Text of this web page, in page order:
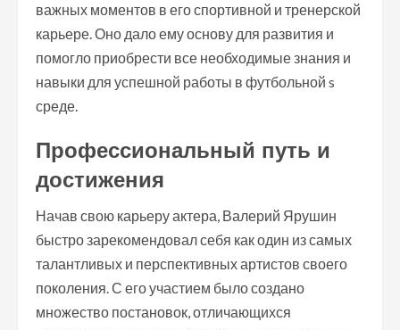
важных моментов в его спортивной и тренерской
карьере. Оно дало ему основу для развития и
помогло приобрести все необходимые знания и
навыки для успешной работы в футбольной s
среде.
Профессиональный путь и
достижения
Начав свою карьеру актера, Валерий Ярушин
быстро зарекомендовал себя как один из самых
талантливых и перспективных артистов своего
поколения. С его участием было создано
множество постановок, отличающихся